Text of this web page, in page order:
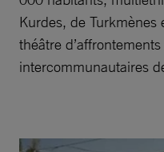
Kurdes, de Turkmènes
théâtre
intercommunautaires